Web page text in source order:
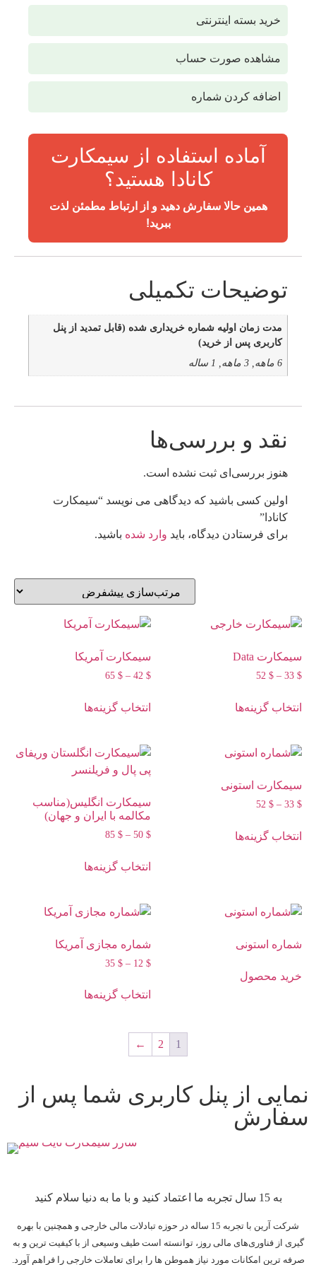
خرید بسته اینترنتی
مشاهده صورت حساب
اضافه کردن شماره
آماده استفاده از سیمکارت
کانادا هستید؟
همین حالا سفارش دهید و از ارتباط مطمئن لذت
ببرید!
توضیحات تکمیلی
مدت زمان اولیه شماره خریداری شده (قابل تمدید از پنل
کاربری پس از خرید)
6 ماهه, 3 ماهه, 1 ساله
نقد و بررسی‌ها
هنوز بررسی‌ای ثبت نشده است.
اولین کسی باشید که دیدگاهی می نویسد “سیمکارت
کانادا”
برای فرستادن دیدگاه، باید وارد شده باشید.
سیمکارت Data
33 $
–
52 $
انتخاب گزینه‌ها
سیمکارت آمریکا
42 $
–
65 $
انتخاب گزینه‌ها
سیمکارت استونی
33 $
–
52 $
انتخاب گزینه‌ها
سیمکارت انگلیس(مناسب
مکالمه با ایران و جهان)
50 $
–
85 $
انتخاب گزینه‌ها
شماره استونی
خرید محصول
شماره مجازی آمریکا
12 $
–
35 $
انتخاب گزینه‌ها
1
2
←
نمایی از پنل کاربری شما پس از
سفارش
به 15 سال تجربه ما اعتماد کنید و با ما به دنیا سلام کنید
شرکت آرین با تجربه 15 ساله در حوزه تبادلات مالی خارجی و همچنین با بهره
گیری از فناوری‌های‌ مالی روز، توانسته است طیف وسیعی از با کیفیت ترین و به
صرفه ترین امکانات مورد نیاز هموطن ها را برای تعاملات خارجی را فراهم آورد.